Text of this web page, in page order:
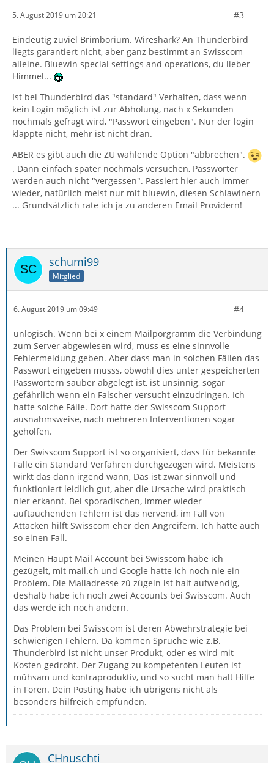
5. August 2019 um 20:21 #3
Eindeutig zuviel Brimborium. Wireshark? An Thunderbird
liegts garantiert nicht, aber ganz bestimmt an Swisscom
alleine. Bluewin special settings and operations, du lieber
Himmel...
Ist bei Thunderbird das "standard" Verhalten, dass wenn
kein Login möglich ist zur Abholung, nach x Sekunden
nochmals gefragt wird, "Passwort eingeben". Nur der login
klappte nicht, mehr ist nicht dran.
ABER es gibt auch die ZU wählende Option "abbrechen".
. Dann einfach später nochmals versuchen, Passwörter
werden auch nicht "vergessen". Passiert hier auch immer
wieder, natürlich meist nur mit bluewin, diesen Schlawinern
... Grundsätzlich rate ich ja zu anderen Email Providern!
schumi99
Mitglied
6. August 2019 um 09:49 #4
unlogisch. Wenn bei x einem Mailporgramm die Verbindung
zum Server abgewiesen wird, muss es eine sinnvolle
Fehlermeldung geben. Aber dass man in solchen Fällen das
Passwort eingeben musss, obwohl dies unter gespeicherten
Passwörtern sauber abgelegt ist, ist unsinnig, sogar
gefährlich wenn ein Falscher versucht einzudringen. Ich
hatte solche Fälle. Dort hatte der Swisscom Support
ausnahmsweise, nach mehreren Interventionen sogar
geholfen.
Der Swisscom Support ist so organisiert, dass für bekannte
Fälle ein Standard Verfahren durchgezogen wird. Meistens
wirkt das dann irgend wann, Das ist zwar sinnvoll und
funktioniert leidlich gut, aber die Ursache wird praktisch
nier erkannt. Bei sporadischen, immer wieder
auftauchenden Fehlern ist das nervend, im Fall von
Attacken hilft Swisscom eher den Angreifern. Ich hatte auch
so einen Fall.
Meinen Haupt Mail Account bei Swisscom habe ich
gezügelt, mit mail.ch und Google hatte ich noch nie ein
Problem. Die Mailadresse zü zügeln ist halt aufwendig,
deshalb habe ich noch zwei Accounts bei Swisscom. Auch
das werde ich noch ändern.
Das Problem bei Swisscom ist deren Abwehrstrategie bei
schwierigen Fehlern. Da kommen Sprüche wie z.B.
Thunderbird ist nicht unser Produkt, oder es wird mit
Kosten gedroht. Der Zugang zu kompetenten Leuten ist
mühsam und kontraproduktiv, und so sucht man halt Hilfe
in Foren. Dein Posting habe ich übrigens nicht als
besonders hilfreich empfunden.
CHnuschti